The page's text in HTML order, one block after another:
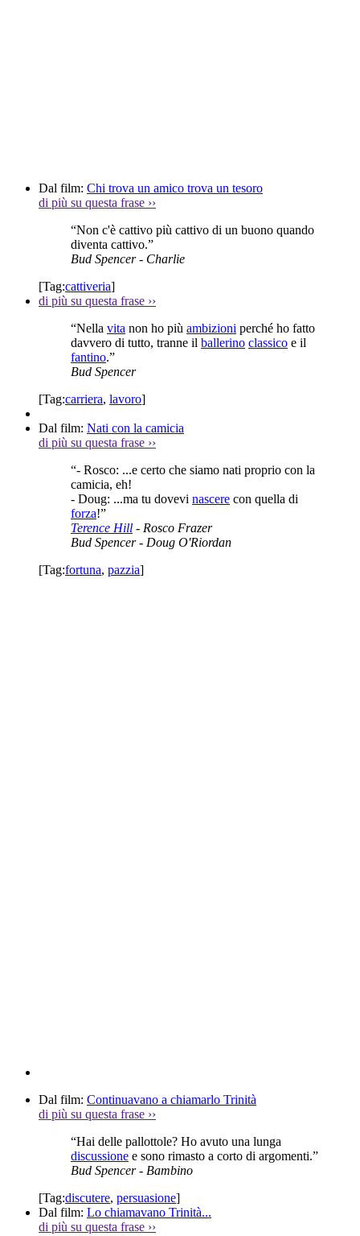
Dal film: Chi trova un amico trova un tesoro
di più su questa frase ››
“Non c'è cattivo più cattivo di un buono quando
diventa cattivo.”
Bud Spencer- Charlie
[Tag:cattiveria]
di più su questa frase ››
“Nella vita non ho più ambizioni perché ho fatto
davvero di tutto, tranne il ballerino classico e il
fantino.”
Bud Spencer
[Tag:carriera, lavoro]
Dal film: Nati con la camicia
di più su questa frase ››
“- Rosco: ...e certo che siamo nati proprio con la
camicia, eh!
- Doug: ...ma tu dovevi nascere con quella di
forza!”
Terence Hill - Rosco Frazer
Bud Spencer- Doug O'Riordan
[Tag:fortuna, pazzia]
Dal film: Continuavano a chiamarlo Trinità
di più su questa frase ››
“Hai delle pallottole? Ho avuto una lunga
discussione e sono rimasto a corto di argomenti.”
Bud Spencer- Bambino
[Tag:discutere, persuasione]
Dal film: Lo chiamavano Trinità...
di più su questa frase ››